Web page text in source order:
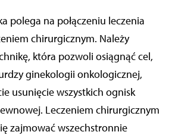
polega na połączeniu leczenia
chirurgicznym. Należy
która pozwoli osiągnąć cel,
ginekologii onkologicznej,
usunięcie wszystkich ognisk
Leczeniem chirurgicznym
zajmować wszechstronnie